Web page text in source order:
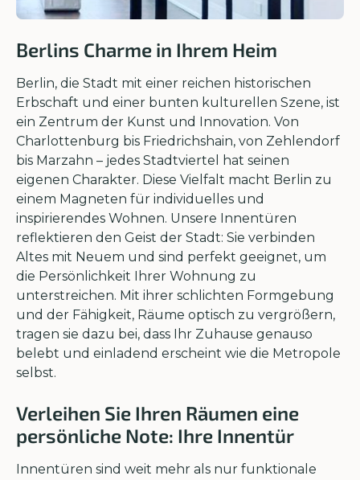
Berlins Charme in Ihrem Heim
Berlin, die Stadt mit einer reichen historischen
Erbschaft und einer bunten kulturellen Szene, ist
ein Zentrum der Kunst und Innovation. Von
Charlottenburg bis Friedrichshain, von Zehlendorf
bis Marzahn – jedes Stadtviertel hat seinen
eigenen Charakter. Diese Vielfalt macht Berlin zu
einem Magneten für individuelles und
inspirierendes Wohnen. Unsere Innentüren
reflektieren den Geist der Stadt: Sie verbinden
Altes mit Neuem und sind perfekt geeignet, um
die Persönlichkeit Ihrer Wohnung zu
unterstreichen. Mit ihrer schlichten Formgebung
und der Fähigkeit, Räume optisch zu vergrößern,
tragen sie dazu bei, dass Ihr Zuhause genauso
belebt und einladend erscheint wie die Metropole
selbst.
Verleihen Sie Ihren Räumen eine
persönliche Note: Ihre Innentür
Innentüren sind weit mehr als nur funktionale